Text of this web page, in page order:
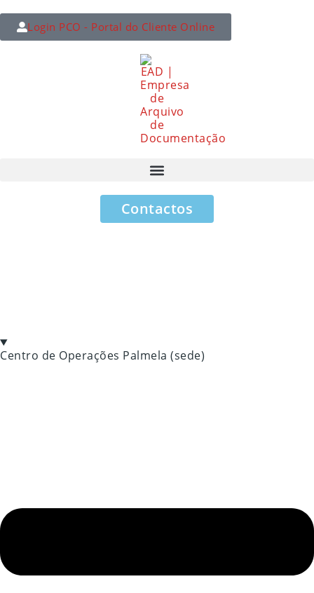
Login PCO - Portal do Cliente Online
Contactos
Centro de Operações Palmela (sede)